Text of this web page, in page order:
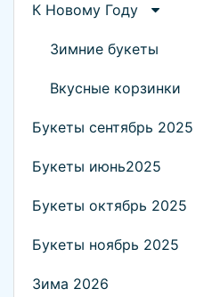
К Новому Году
Зимние букеты
Вкусные корзинки
Букеты сентябрь 2025
Букеты июнь2025
Букеты октябрь 2025
Букеты ноябрь 2025
Зима 2026